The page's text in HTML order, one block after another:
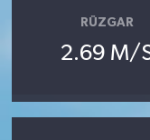
RÜZGAR
2.69 M/